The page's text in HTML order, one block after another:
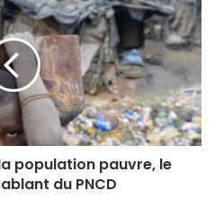
population pauvre, le
du PNCD